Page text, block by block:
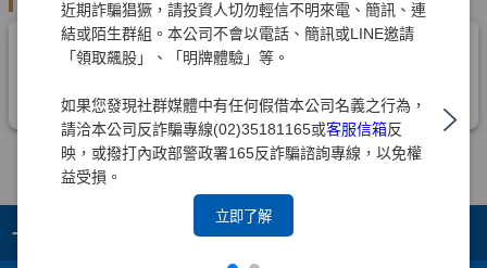
近期詐騙猖獗，請投資人切勿輕信不明來電、簡訊、連
結或陌生群組。本公司不會以電話、簡訊或LINE邀請
「領取飆股」、「明牌體驗」等。
如果您發現社群媒體中有任何假借本公司名義之行為，
請洽本公司反詐騙專線(02)35181165或客服信箱反
映，或撥打內政部警政署165反詐騙諮詢專線，以免權
益受損。
立即了解
+